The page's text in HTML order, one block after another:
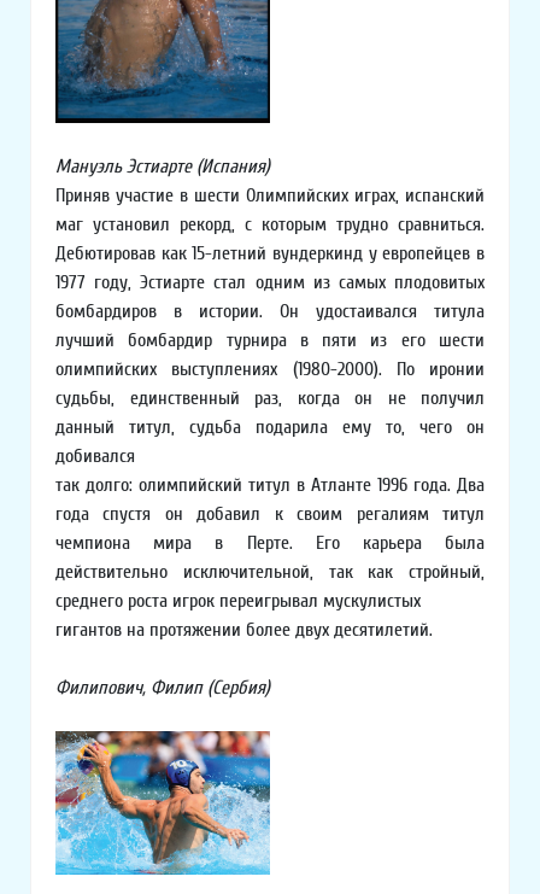
Мануэль Эстиарте (Испания)
Приняв участие в шести Олимпийских играх, испанский
маг установил рекорд, с которым трудно сравниться.
Дебютировав как 15-летний вундеркинд у европейцев в
1977 году, Эстиарте стал одним из самых плодовитых
бомбардиров в истории. Он удостаивался титула
лучший бомбардир турнира в пяти из его шести
олимпийских выступлениях (1980-2000). По иронии
судьбы, единственный раз, когда он не получил
данный титул, судьба подарила ему то, чего он
добивался
так долго: олимпийский титул в Атланте 1996 года. Два
года спустя он добавил к своим регалиям титул
чемпиона мира в Перте. Его карьера была
действительно исключительной, так как стройный,
среднего роста игрок переигрывал мускулистых
гигантов на протяжении более двух десятилетий.
Филипович, Филип (Сербия)